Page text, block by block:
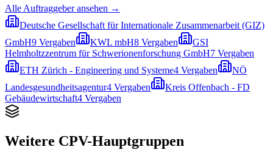
Alle Auftraggeber ansehen →
Deutsche Gesellschaft für Internationale Zusammenarbeit (GIZ)
GmbH9 Vergaben KWL mbH8 Vergaben
GSI
Helmholtzzentrum für Schwerionenforschung GmbH7 Vergaben
ETH Zürich - Engineering und Systeme4 Vergaben
NÖ
Landesgesundheitsagentur4 Vergaben
Kreis Offenbach - FD
Gebäudewirtschaft4 Vergaben
Weitere CPV-Hauptgruppen